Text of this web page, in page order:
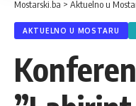
Mostarski.ba > Aktuelno u
AKTUELNO U MOSTARU